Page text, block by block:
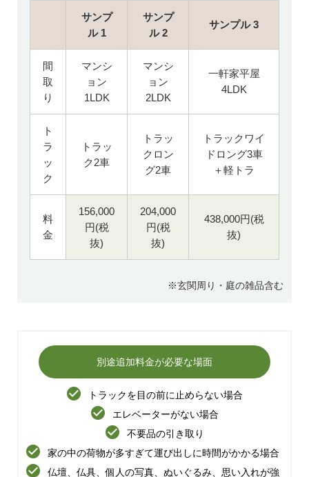
サンプ
ル 1
サンプ
ル 2
サンプル 3
間
取
り
マンシ
ョン
1LDK
マンシ
ョン
2LDK
一軒家平屋
4LDK
ト
ラ
ッ
ク
トラッ
ク2車
トラッ
クロン
グ2車
トラックワイ
ドロング3車
＋軽トラ
料
金
156,000
円(税
抜)
204,000
円(税
抜)
438,000円(税
抜)
※玄関周り・庭の雑品含む
別途追加料金が必要な場面
トラックを目の前に止めらない場合
エレベーターがない場合
不要品の引き取り
家の中の荷物が多すぎて運び出しに時間がかかる場合
仏壇、仏具、個人の写真、ぬいぐるみ、思い入れが強